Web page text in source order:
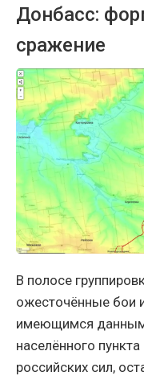
Донбасс:
сражение
В полосе
ожесточённые бои
имеющимся
населённого
российских сил,